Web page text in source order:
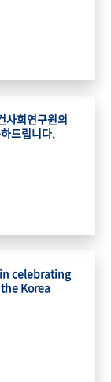
사회연구원의
드립니다.
celebrating
Korea